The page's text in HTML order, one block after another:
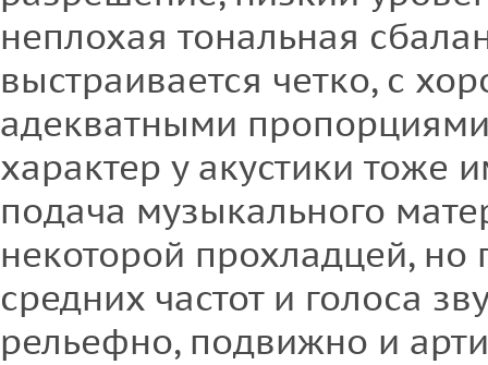
неплохая тональная
выстраивается четко, с
адекватными
характер у акустики тоже
подача музыкального
некоторой прохладцей, но
средних частот и голоса
рельефно, подвижно и